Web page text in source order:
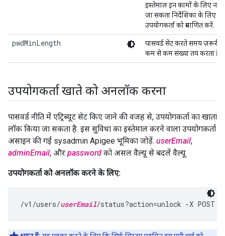
इस्तेमाल इन कामों के लिए नहीं
जा सकता निर्देशिका के लिए
उपयोगकर्ता को प्रमाणित करें.
pwdMinLength
पासवर्ड सेट करते समय ज़रूरी
कम से कम संख्या तय करता है.
उपयोगकर्ता खाते को अनलॉक करना
पासवर्ड नीति में एट्रिब्यूट सेट किए जाने की वजह से, उपयोगकर्ता का खाता
लॉक किया जा सकता है. इस सुविधा का इस्तेमाल करने वाला उपयोगकर्ता
असाइन की गई sysadmin Apigee भूमिका जोड़ें. userEmail,
adminEmail, और password को असल वैल्यू से बदलें वैल्यू.
उपयोगकर्ता को अनलॉक करने के लिए:
/v1/users/userEmail/status?action=unlock -X POST